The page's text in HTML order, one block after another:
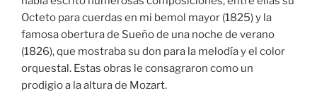
Octeto para cuerdas en mi bemol mayor (1825) y la
famosa obertura de Sueño de una noche de verano
(1826), que mostraba su don para la melodía y el color
orquestal. Estas obras le consagraron como un
prodigio a la altura de Mozart.